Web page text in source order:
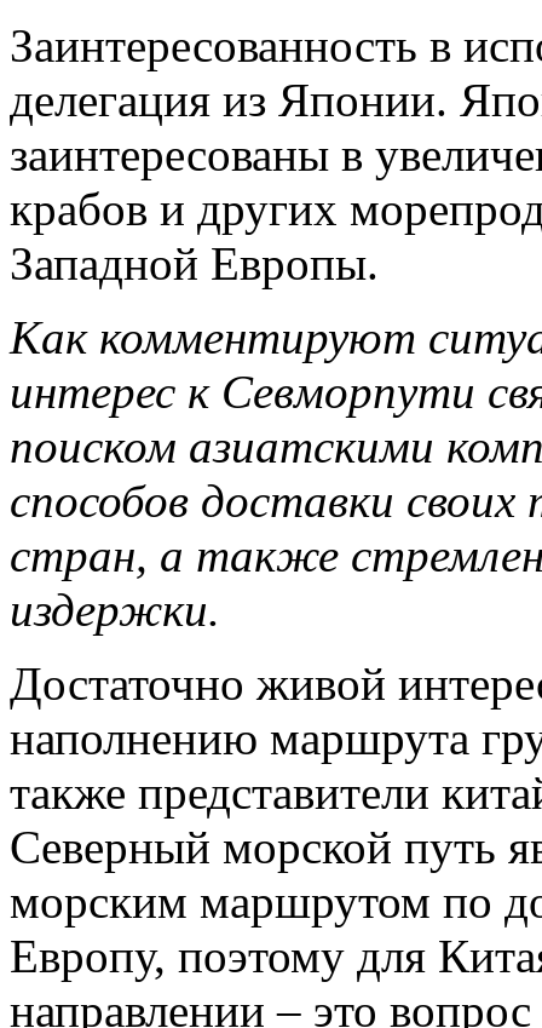
Заинтересованность в
делегация из Японии.
заинтересованы в
крабов и других
Западной Европы.
Как комментируют
интерес к Севморпути
поиском азиатскими
способов доставки
стран, а также
издержки.
Достаточно живой
наполнению маршрута
также представители
Северный морской путь
морским маршрутом по
Европу, поэтому для
направлении – это